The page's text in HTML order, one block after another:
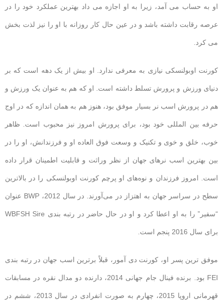
او به حساب می آمد، زیرا به او اجازه می داد بهترین عملکرد خود را در
عرصه رقابت داشته باشد و در عین حال کار روزانه با او را نیز لذت بخش
می کرد.
کورنت اوبولنسکی نیازی به معرفی ندارد. او بیش از یک دهه است که بر
دنیای ورزش و پرورش تسلط داشته است. او که هم به عنوان یک ورزش و
هم در پرورش اسب نر بسیار موفق بود، هنوز هم به همان اندازه که در اوج
حرفه بین المللی خود بود، برای پرورش امروز نیز محبوب است. ظاهر
خوب، خلق و خوی و تکنیک و وسعت فوق العاده او و فرزندانش، او را در
بین بهترین اسب نرهای جهان از نظر وراثت و قابلیت اطمینان قرار داده
است. امروز فرزندان و نوه‌های او پرچم کورنت اوبولنسکی را در بالاترین
سطح در سراسر جهان به اهتزاز در می‌آورند. در سال 2012، BWP عنوان
“سفیر” را به او اعطا کرد و او در حال حاضر در رتبه بندی WBFSH Sire
برای سال 2016 پنجم است.
موفق ترین پسر او، کورنت دی آمور، قبلاً برترین اسب جهان در رتبه بندی
FEI بود. برنده فینال جام جهانی 2014، دارنده دو مدال نقره در مسابقات
قهرمانی اروپا 2015، چهارم به صورت انفرادی در سال 2013، ششم در